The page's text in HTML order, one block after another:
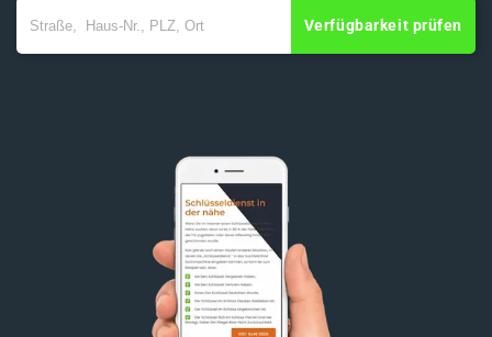
Verfügbarkeit prüfen